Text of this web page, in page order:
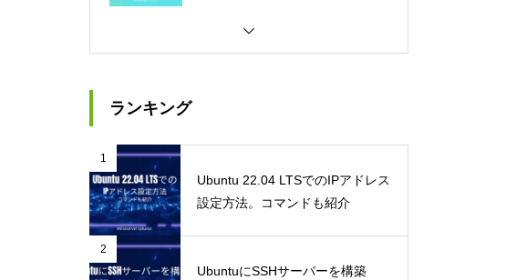
ランキング
1
Ubuntu 22.04 LTSでのIPアドレス
設定方法。コマンドも紹介
2
UbuntuにSSHサーバーを構築